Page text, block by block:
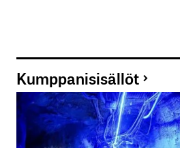
Kumppanisisällöt